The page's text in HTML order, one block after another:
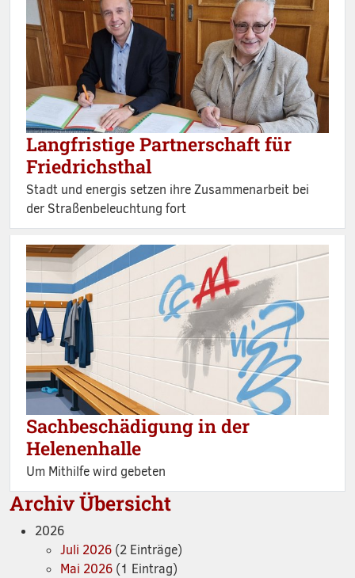
Langfristige Partnerschaft für
Friedrichsthal
Stadt und energis setzen ihre Zusammenarbeit bei
der Straßenbeleuchtung fort
Sachbeschädigung in der
Helenenhalle
Um Mithilfe wird gebeten
Archiv Übersicht
2026
Juli 2026 (2 Einträge)
Mai 2026 (1 Eintrag)